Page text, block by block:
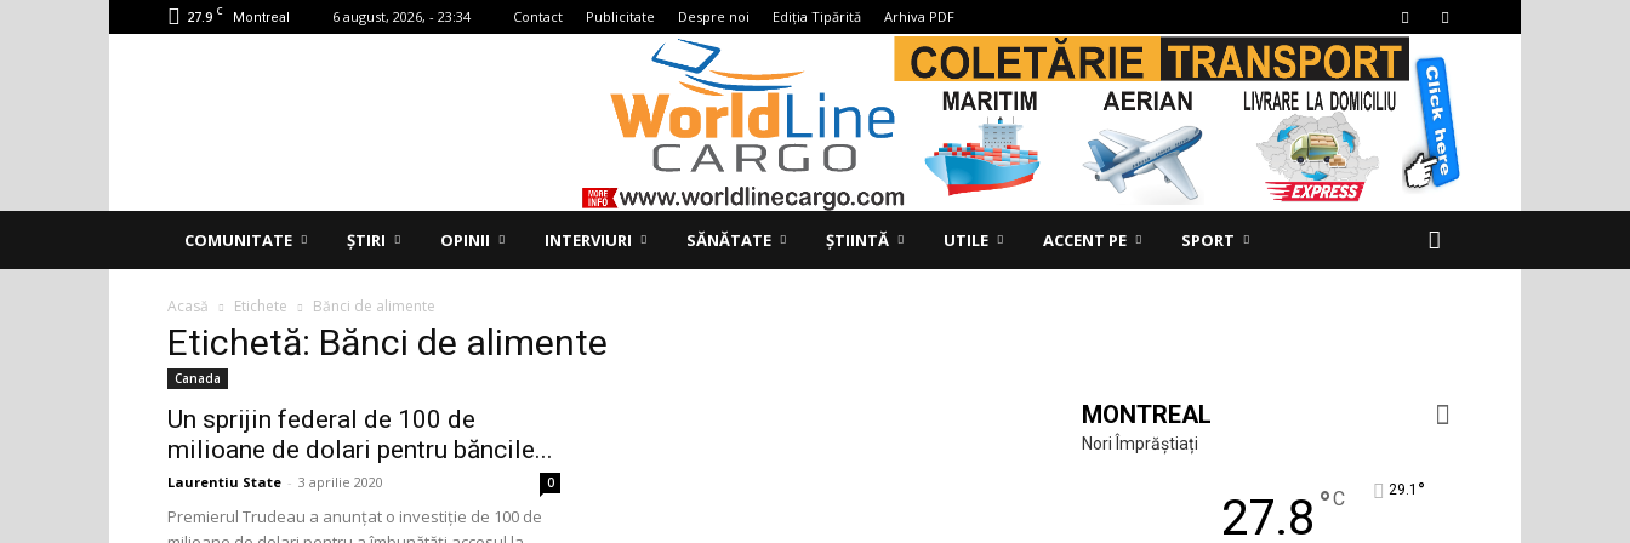
27.9 C Montreal 6 august, 2026, - 23:34 Contact Publicitate Despre noi Ediția Tipărită Arhiva PDF
COMUNITATE ȘTIRI OPINII INTERVIURI SĂNĂTATE ȘTIINTĂ UTILE ACCENT PE SPORT
Acasă Etichete Bănci de alimente
Etichetă: Bănci de alimente
Canada
Un sprijin federal de 100 de
milioane de dolari pentru băncile...
Laurentiu State - 3 aprilie 2020 0
Premierul Trudeau a anunțat o investiție de 100 de
MONTREAL
Nori Împrăștiați
27.8 °C 29.1 °